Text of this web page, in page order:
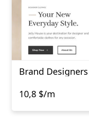
Brand Designers
10,8 $/m